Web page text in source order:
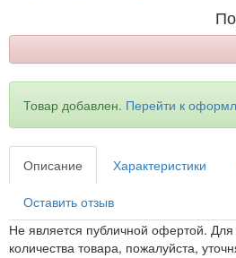
Товар добавлен. Перейти к
Описание Характеристики
Оставить отзыв
Не является публичной офертой.
количества товара, пожалуйста,